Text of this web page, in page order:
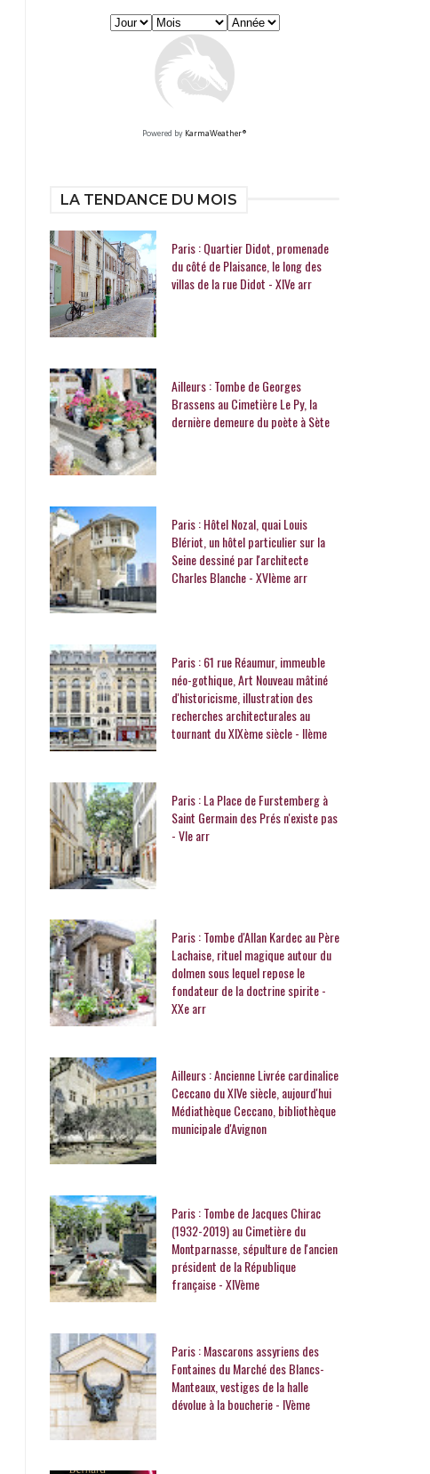
Powered by KarmaWeather®
LA TENDANCE DU MOIS
Paris : Quartier Didot, promenade
du côté de Plaisance, le long des
villas de la rue Didot - XIVe arr
Ailleurs : Tombe de Georges
Brassens au Cimetière Le Py, la
dernière demeure du poète à Sète
Paris : Hôtel Nozal, quai Louis
Blériot, un hôtel particulier sur la
Seine dessiné par l'architecte
Charles Blanche - XVIème arr
Paris : 61 rue Réaumur, immeuble
néo-gothique, Art Nouveau mâtiné
d'historicisme, illustration des
recherches architecturales au
tournant du XIXème siècle - IIème
Paris : La Place de Furstemberg à
Saint Germain des Prés n'existe pas
- VIe arr
Paris : Tombe d'Allan Kardec au Père
Lachaise, rituel magique autour du
dolmen sous lequel repose le
fondateur de la doctrine spirite -
XXe arr
Ailleurs : Ancienne Livrée cardinalice
Ceccano du XIVe siècle, aujourd'hui
Médiathèque Ceccano, bibliothèque
municipale d'Avignon
Paris : Tombe de Jacques Chirac
(1932-2019) au Cimetière du
Montparnasse, sépulture de l'ancien
président de la République
française - XIVème
Paris : Mascarons assyriens des
Fontaines du Marché des Blancs-
Manteaux, vestiges de la halle
dévolue à la boucherie - IVème